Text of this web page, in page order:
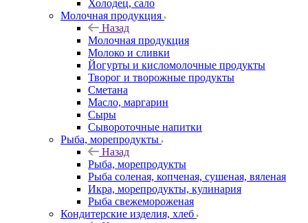
Холодец, сало
Молочная продукция
Назад
Молочная продукция
Молоко и сливки
Йогурты и кисломолочные продукты
Творог и творожные продукты
Сметана
Масло, маргарин
Сыры
Сывороточные напитки
Рыба, морепродукты
Назад
Рыба, морепродукты
Рыба соленая, копченая, сушеная, вяленая
Икра, морепродукты, кулинария
Рыба свежемороженая
Кондитерские изделия, хлеб